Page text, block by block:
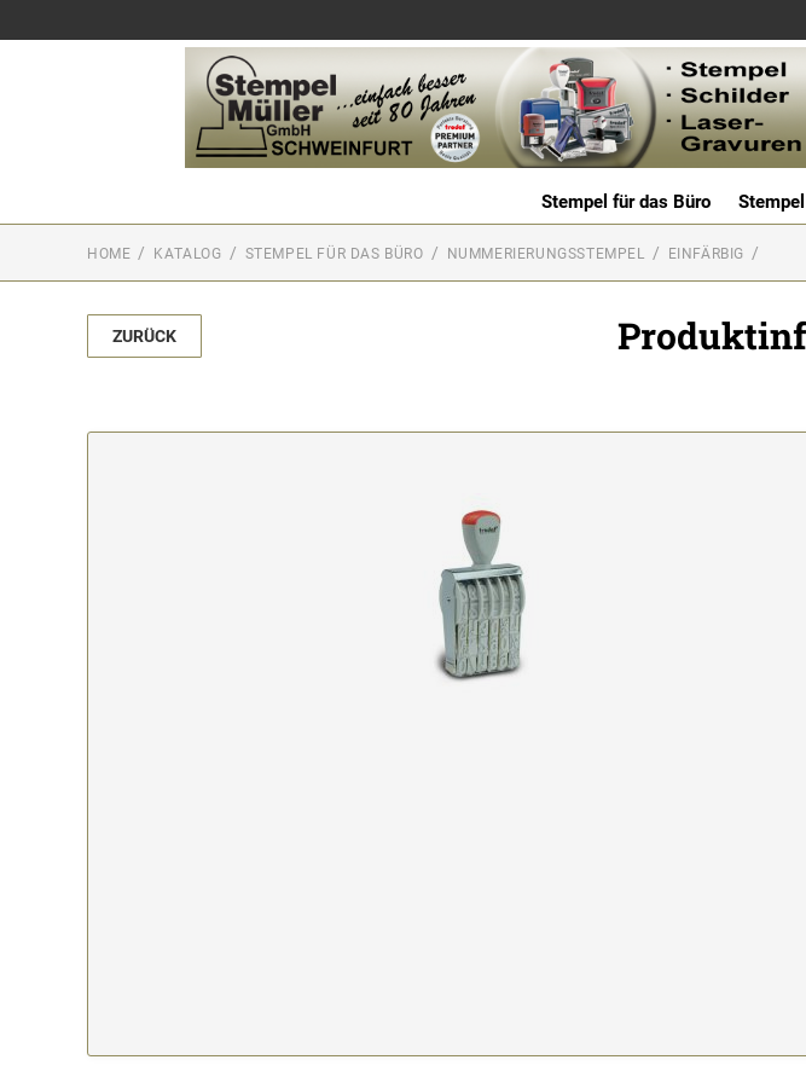
Stempel für das Büro
HOME KATALOG STEMPEL FÜR DAS BÜRO NUMMERIERUNGSSTEMPEL EINFÄRBIG
ZURÜCK